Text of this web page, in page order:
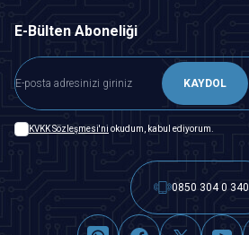
E-Bülten Aboneliği
KAYDOL
KVKK Sözleşmesi'ni okudum, kabul ediyorum.
0850 304 0 340